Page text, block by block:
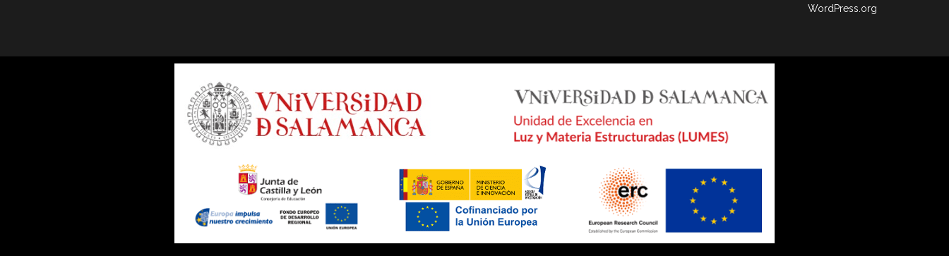
WordPress.org